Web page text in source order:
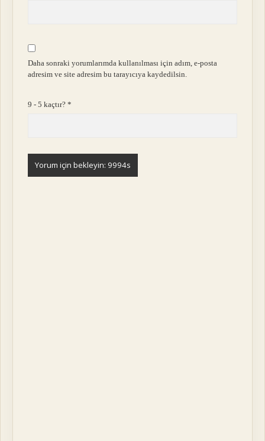
Daha sonraki yorumlarımda kullanılması için adım, e-posta
adresim ve site adresim bu tarayıcıya kaydedilsin.
9 - 5 kaçtır?*